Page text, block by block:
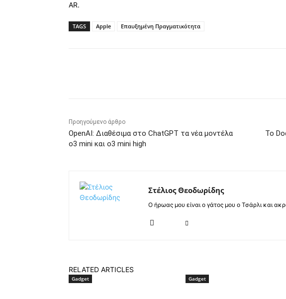
AR.
TAGS Apple Επαυξημένη Πραγματικότητα
Προηγούμενο άρθρο
OpenAI: Διαθέσιμα στο ChatGPT τα νέα μοντέλα
o3 mini και o3 mini high
Το
Στέλιος Θεοδωρίδης
Ο ήρωας μου είναι ο γάτος μου ο Τσάρλι και
RELATED ARTICLES
Gadget Gadget